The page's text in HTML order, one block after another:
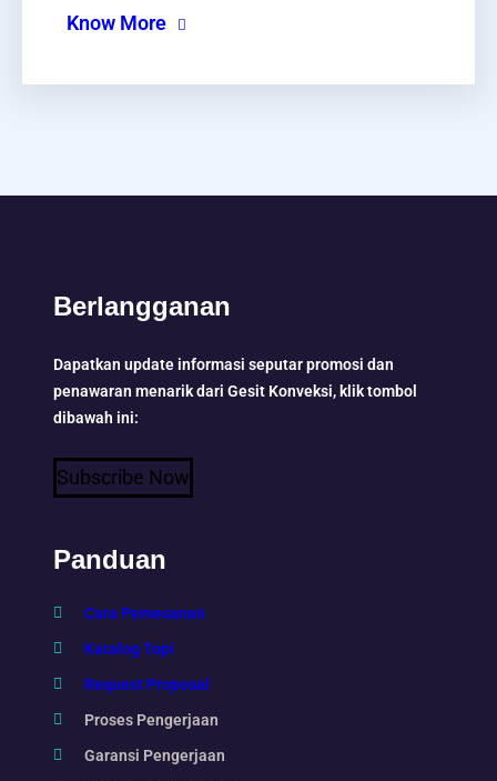
Know More
Berlangganan
Dapatkan update informasi seputar promosi dan
penawaran menarik dari Gesit Konveksi, klik tombol
dibawah ini:
Subscribe Now
Panduan
Cara Pemesanan
Katalog Topi
Request Proposal
Proses Pengerjaan
Garansi Pengerjaan